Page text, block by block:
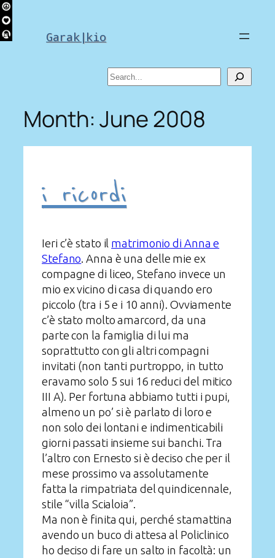
Skip
to
content Garak|kio
Search
Month:June 2008
i ricordi
Ieri c’è stato il matrimonio di Anna e
Stefano. Anna è una delle mie ex
compagne di liceo, Stefano invece un
mio ex vicino di casa di quando ero
piccolo (tra i 5 e i 10 anni). Ovviamente
c’è stato molto amarcord, da una
parte con la famiglia di lui ma
soprattutto con gli altri compagni
invitati (non tanti purtroppo, in tutto
eravamo solo 5 sui 16 reduci del mitico
III A). Per fortuna abbiamo tutti i pupi,
almeno un po’ si è parlato di loro e
non solo dei lontani e indimenticabili
giorni passati insieme sui banchi. Tra
l’altro con Ernesto si è deciso che per il
mese prossimo va assolutamente
fatta la rimpatriata del quindicennale,
stile “villa Scialoia”.
Ma non è finita qui, perché stamattina
avendo un buco di attesa al Policlinico
ho deciso di fare un salto in facoltà: un